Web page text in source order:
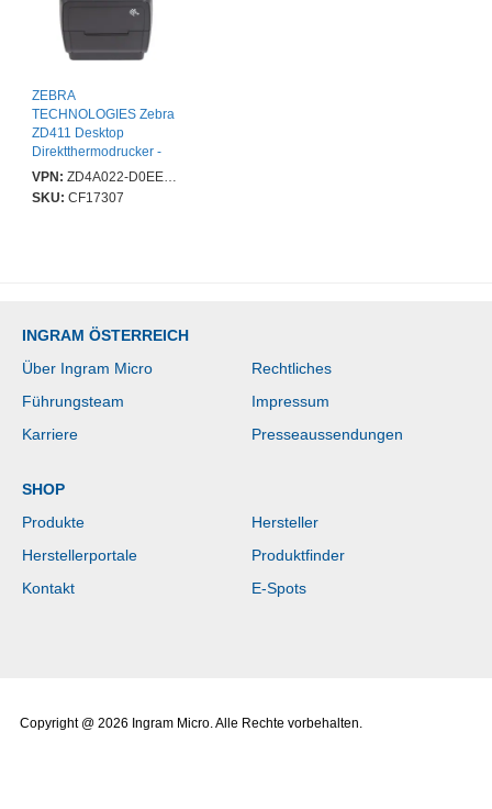
ZEBRA
TECHNOLOGIES Zebra
ZD411 Desktop
Direktthermodrucker -
Monochrom -
Etiketten-/Quittungsdruck
VPN: ZD4A022-D0EE00EZ
SKU: CF17307
INGRAM ÖSTERREICH
Über Ingram Micro
Rechtliches
Führungsteam
Impressum
Karriere
Presseaussendungen
SHOP
Produkte
Hersteller
Herstellerportale
Produktfinder
Kontakt
E-Spots
Copyright @ 2026 Ingram Micro. Alle Rechte vorbehalten.